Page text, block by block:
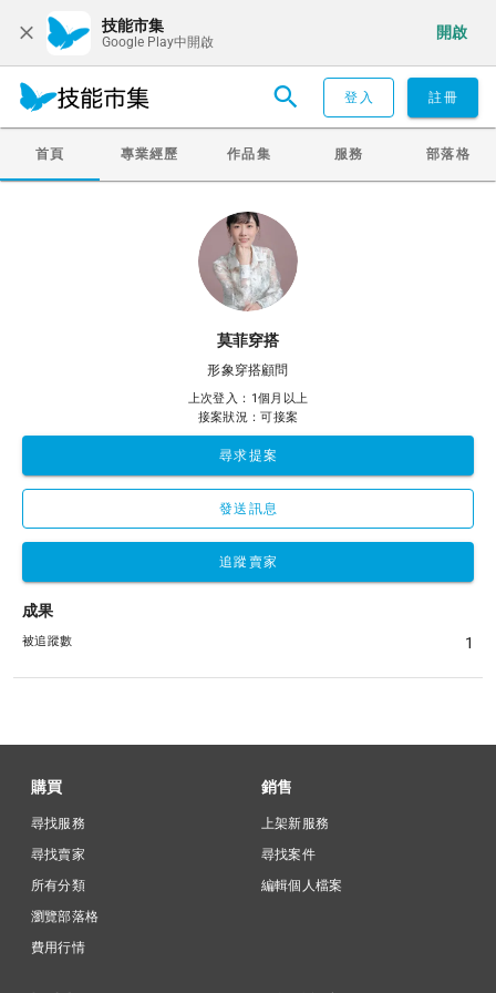
技能市集
Google Play中開啟
開啟
登入 註冊
首頁 專業經歷 作品集 服務 部落格
莫菲穿搭
形象穿搭顧問
上次登入：1個月以上
接案狀況：可接案
尋求提案
發送訊息
追蹤賣家
成果
被追蹤數 1
購買
尋找服務
尋找賣家
所有分類
瀏覽部落格
費用行情
銷售
上架新服務
尋找案件
編輯個人檔案